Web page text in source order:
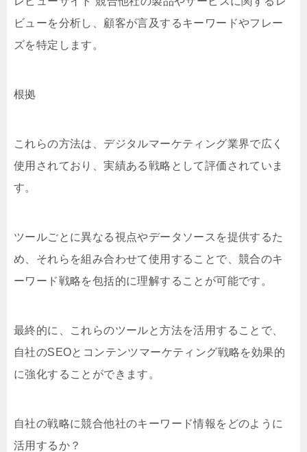
ビューを分析し、顧客が言及するキーワードやフレー
ズを特定します。
根拠
これらの方法は、デジタルマーケティング業界で広く
使用されており、実績ある戦略として評価されていま
す。
ツールごとに異なる視点やデータソースを提供するた
め、それらを組み合わせて使用することで、競合のキ
ーワード戦略を包括的に理解することが可能です。
最終的に、これらのツールと方法を活用することで、
自社のSEOとコンテンツマーケティング戦略を効果的
に強化することができます。
自社の戦略に競合他社のキーワード情報をどのように
活用するか？